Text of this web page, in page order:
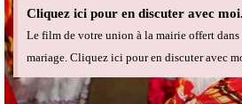
Cliquez ici pour en discuter avec moi.
Le film de votre union à la mairie offert dans
mariage. Cliquez ici pour en discuter avec